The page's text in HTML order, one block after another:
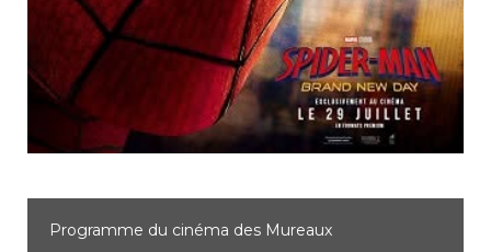
Programme du cinéma des Mureaux